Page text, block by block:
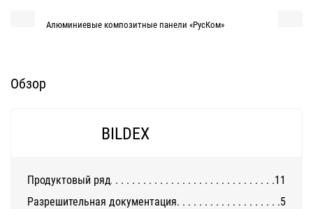
Алюминиевые композитные панели «РусКом»
Обзор
BILDEX
Продуктовый ряд
11
Разрешительная документация
5